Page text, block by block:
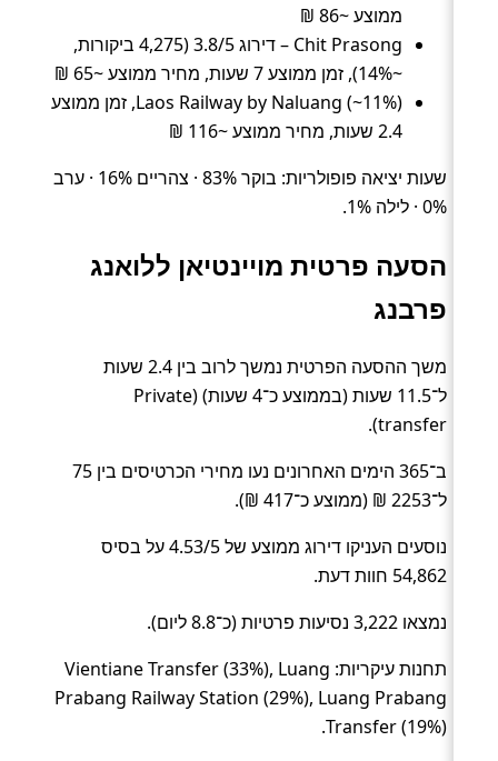
ממוצע ~86 ₪
Chit Prasong – דירוג 3.8/5 (4,275 ביקורות,
~14%), זמן ממוצע 7 שעות, מחיר ממוצע ~65 ₪
Laos Railway by Naluang (~11%), זמן ממוצע
2.4 שעות, מחיר ממוצע ~116 ₪
שעות יציאה פופולריות: בוקר 83% · צהריים 16% · ערב
0% · לילה 1%.
הסעה פרטית מויינטיאן ללואנג
פרבנג
משך ההסעה הפרטית נמשך לרוב בין 2.4 שעות
ל־11.5 שעות (בממוצע כ־4 שעות) (Private
transfer).
ב־365 הימים האחרונים נעו מחירי הכרטיסים בין 75
ל־2253 ₪ (ממוצע כ־417 ₪).
נוסעים העניקו דירוג ממוצע של 4.53/5 על בסיס
54,862 חוות דעת.
נמצאו 3,222 נסיעות פרטיות (כ־8.8 ליום).
תחנות עיקריות: Vientiane Transfer (33%), Luang
Prabang Railway Station (29%), Luang Prabang
Transfer (19%).